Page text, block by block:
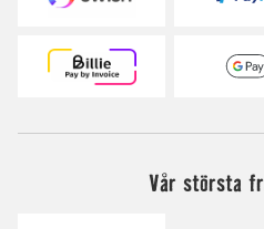
Vår största